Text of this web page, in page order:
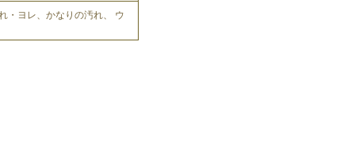
・ヨレ、かなりの汚れ、 ウ